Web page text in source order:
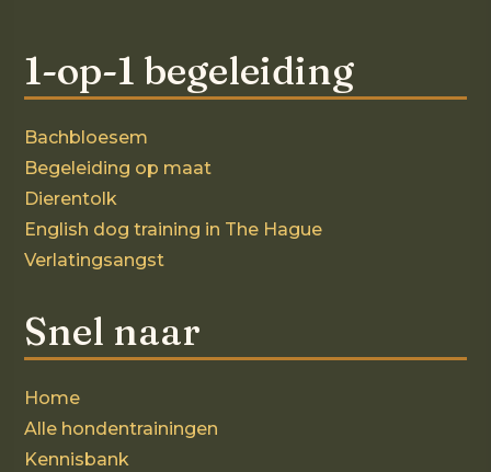
1-op-1 begeleiding
Bachbloesem
Begeleiding op maat
Dierentolk
English dog training in The Hague
Verlatingsangst
Snel naar
Home
Alle hondentrainingen
Kennisbank